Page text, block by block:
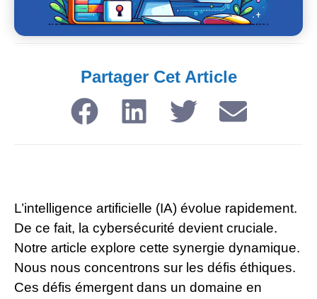
Partager Cet Article​
L’intelligence artificielle (IA) évolue rapidement.
De ce fait, la cybersécurité devient cruciale.
Notre article explore cette synergie dynamique.
Nous nous concentrons sur les défis éthiques.
Ces défis émergent dans un domaine en